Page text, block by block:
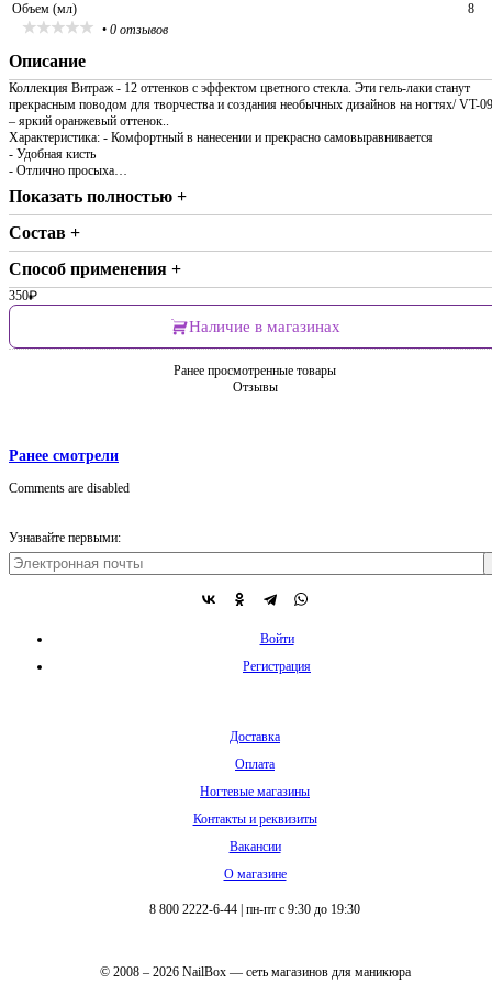
Объем (мл)
8
• 0 отзывов
Описание
Коллекция Витраж - 12 оттенков с эффектом цветного стекла. Эти гель-лаки станут
прекрасным поводом для творчества и создания необычных дизайнов на ногтях/ VT-09
– яркий оранжевый оттенок..
Характеристика: - Комфортный в нанесении и прекрасно самовыравнивается
- Удобная кисть
- Отлично просыха…
Показать полностью +
Состав +
Способ применения +
350₽
Наличие в магазинах
Ранее просмотренные товары
Отзывы
Ранее смотрели
Comments are disabled
Узнавайте первыми:
Войти
Регистрация
Доставка
Оплата
Ногтевые магазины
Контакты и реквизиты
Вакансии
О магазине
8 800 2222-6-44 пн-пт с 9:30 до 19:30
© 2008 – 2026 NailBox — сеть магазинов для маникюра